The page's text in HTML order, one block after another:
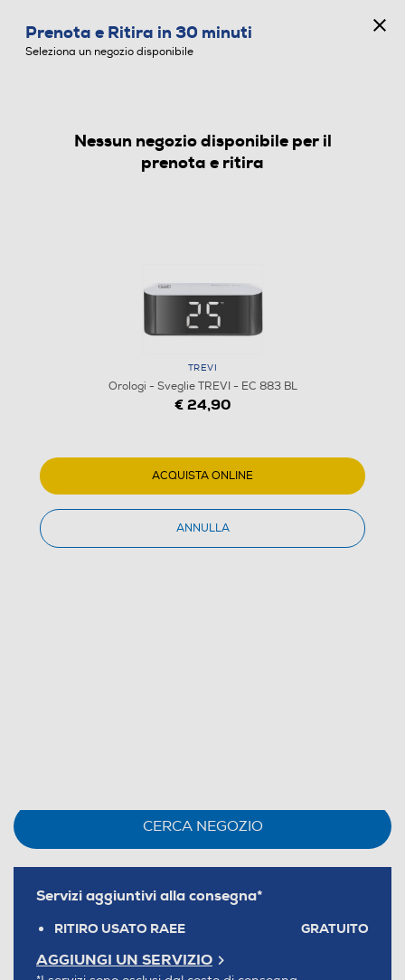
OROLOGI - SVEGLIE
/2
TREVI - EC 883 BL
Dettagli Prodotto Confronta
CERCA NEGOZIO
Servizi aggiuntivi alla consegna*
RITIRO USATO RAEE GRATUITO
AGGIUNGI UN SERVIZIO
Prenota e Ritira in 30 minuti
Seleziona un negozio disponibile
Nessun negozio disponibile per il
prenota e ritira
TREVI
Orologi - Sveglie TREVI - EC 883 BL
€ 24,90
ACQUISTA ONLINE
ANNULLA